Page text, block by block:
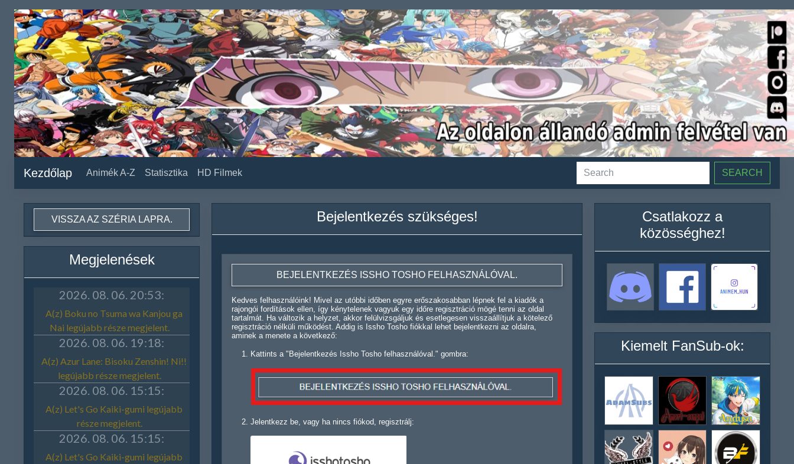
Kezdőlap Animék A-Z Statisztika HD Filmek SEARCH
VISSZA AZ SZÉRIA LAPRA.
Megjelenések
Bejelentkezés szükséges!
BEJELENTKEZÉS ISSHO TOSHO FELHASZNÁLÓVAL.
Kedves felhasználóink! Mivel az utóbbi időben egyre erőszakosabban lépnek fel a kiadók a
rajongói fordítások ellen, így kénytelenek vagyuk egy időre regisztráció mögé tenni az oldal
tartalmát. Ha változik a helyzet, akkor felülvizsgáljuk és esetlegesen visszaállítjuk a kötelező
regisztráció nélküli működést. Addig is Issho Tosho fiókkal lehet bejelentkezni az oldalra,
aminek a menete a következő:
Kattints a "Bejelentkezés Issho Tosho felhasználóval." gombra:
Jelentkezz be, vagy ha nincs fiókod, regisztrálj:
Csatlakozz a
közösséghez!
Kiemelt FanSub-ok: